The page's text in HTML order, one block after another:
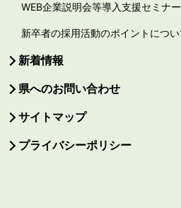
WEB企業説明会等導入支援セミナ
新卒者の採用活動のポイントについ
新着情報
県へのお問い合わせ
サイトマップ
プライバシーポリシー